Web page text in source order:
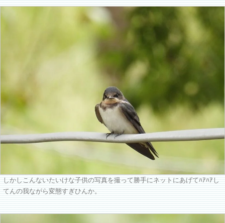
しかしこんないたいけな子供の写真を撮って勝手にネットにあげてﾊｱﾊｱし
てんの我ながら変態すぎひんか。